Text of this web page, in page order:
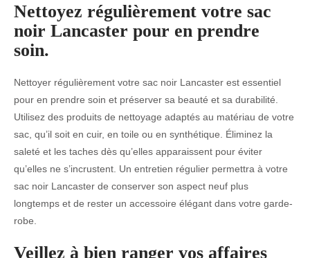
Nettoyez régulièrement votre sac
noir Lancaster pour en prendre
soin.
Nettoyer régulièrement votre sac noir Lancaster est essentiel
pour en prendre soin et préserver sa beauté et sa durabilité.
Utilisez des produits de nettoyage adaptés au matériau de votre
sac, qu’il soit en cuir, en toile ou en synthétique. Éliminez la
saleté et les taches dès qu’elles apparaissent pour éviter
qu’elles ne s’incrustent. Un entretien régulier permettra à votre
sac noir Lancaster de conserver son aspect neuf plus
longtemps et de rester un accessoire élégant dans votre garde-
robe.
Veillez à bien ranger vos affaires